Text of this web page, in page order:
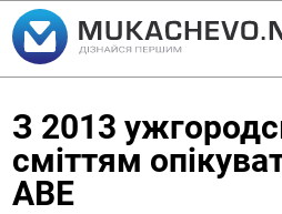
З 2013
сміттям
АВЕ